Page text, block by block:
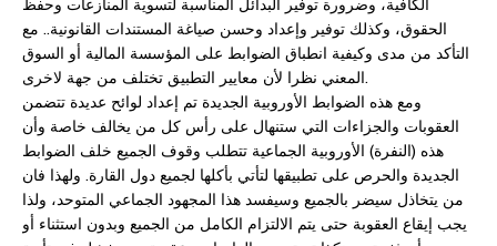
الحقوق، وكذلك توفير وإعداد وحسن صياغة المستندات القانونية.. مع
التأكد من مدى وكيفية انطباق الضوابط على المؤسسة المالية أو السوق
المعني نظرا لأن معايير التطبيق تختلف من جهة لاخرى.
ومع هذه الضوابط الأوروبية الجديدة تم إعداد لوائح عديدة تتضمن
العقوبات والجزاءات التي ستنهال على رأس كل من يخالف خاصة وأن
هذه (النفرة) الأوروبية الجماعية تتطلب وقوف الجميع خلف الضوابط
الجديدة والحرص على تطبيقها لتأتي بأكلها لجميع دول القارة. ولهذا فان
من يتخاذل سيضر بالجميع وسيفسد هذا المجهود الجماعي المتوحد، ولذا
يجب إيقاع العقوبة حتى يتم الالتزام الكامل من الجميع وبدون استثناء أو